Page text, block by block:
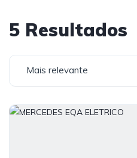
5 Resultados
Mais relevante